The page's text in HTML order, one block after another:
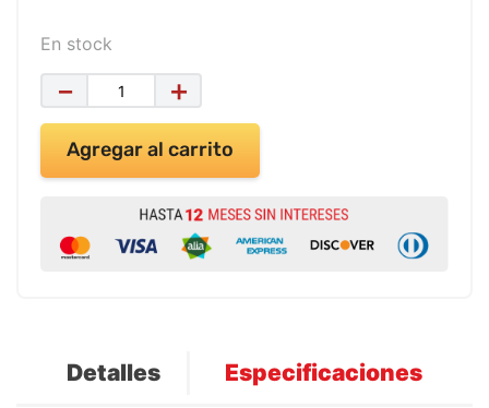
En stock
＋
－
Agregar al carrito
Detalles Especificaciones